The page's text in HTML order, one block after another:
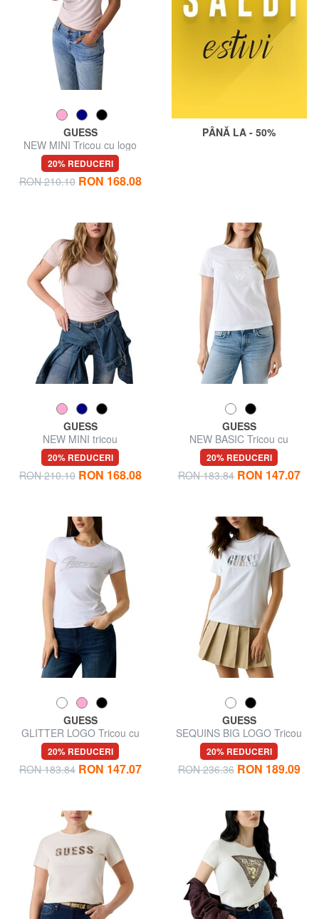
GUESS
NEW MINI Tricou cu logo
20% REDUCERI
RON 210.10 RON 168.08
PÂNĂ LA - 50%
GUESS
NEW MINI tricou
20% REDUCERI
RON 210.10 RON 168.08
GUESS
NEW BASIC Tricou cu
mânecă scurtă, bumbac pur
20% REDUCERI
RON 183.84 RON 147.07
GUESS
GLITTER LOGO Tricou cu
mânecă scurtă și strălucitor
20% REDUCERI
RON 183.84 RON 147.07
GUESS
SEQUINS BIG LOGO Tricou
cu mânecă scurtă și logo
mare
20% REDUCERI
RON 236.36 RON 189.09